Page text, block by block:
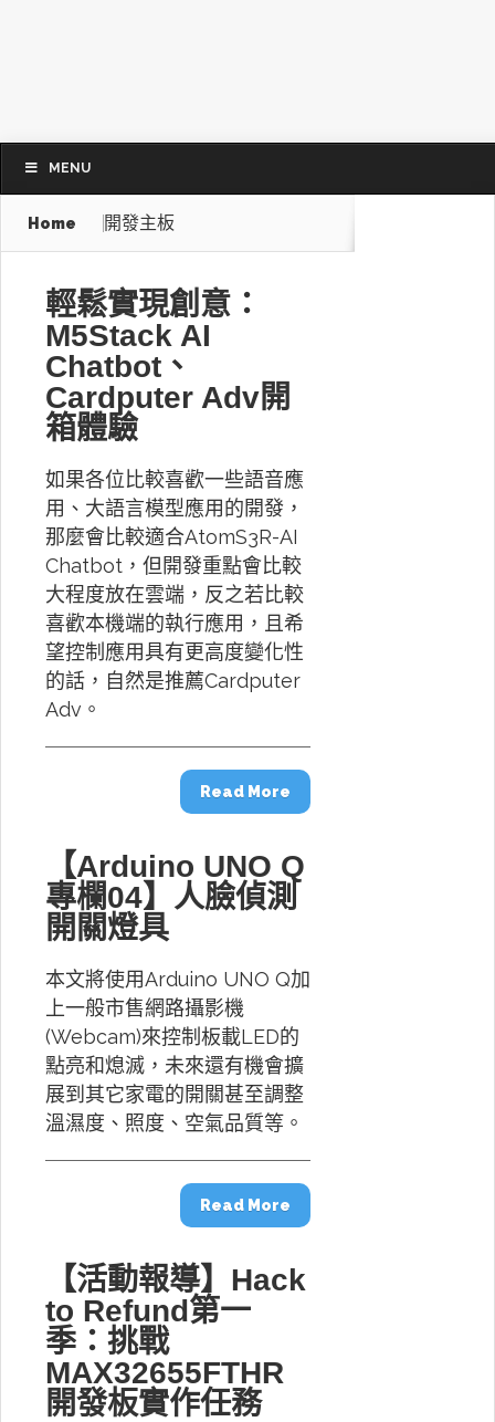
MENU
Home 開發主板
輕鬆實現創意：
M5Stack AI
Chatbot、
Cardputer Adv開
箱體驗
如果各位比較喜歡一些語音應
用、大語言模型應用的開發，
那麼會比較適合AtomS3R-AI
Chatbot，但開發重點會比較
大程度放在雲端，反之若比較
喜歡本機端的執行應用，且希
望控制應用具有更高度變化性
的話，自然是推薦Cardputer
Adv。
Read More
【Arduino UNO Q
專欄04】人臉偵測
開關燈具
本文將使用Arduino UNO Q加
上一般市售網路攝影機
(Webcam)來控制板載LED的
點亮和熄滅，未來還有機會擴
展到其它家電的開關甚至調整
溫濕度、照度、空氣品質等。
Read More
【活動報導】Hack
to Refund第一
季：挑戰
MAX32655FTHR
開發板實作任務